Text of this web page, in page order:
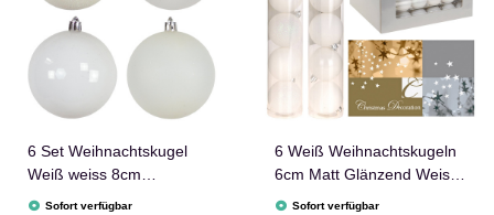
6 Set Weihnachtskugel
Weiß weiss 8cm
Christbaumschmuck
Sofort verfügbar
6 Weiß Weihnachtskugeln
6cm Matt Glänzend Weiss
Christbaumschmuck
Sofort verfügbar